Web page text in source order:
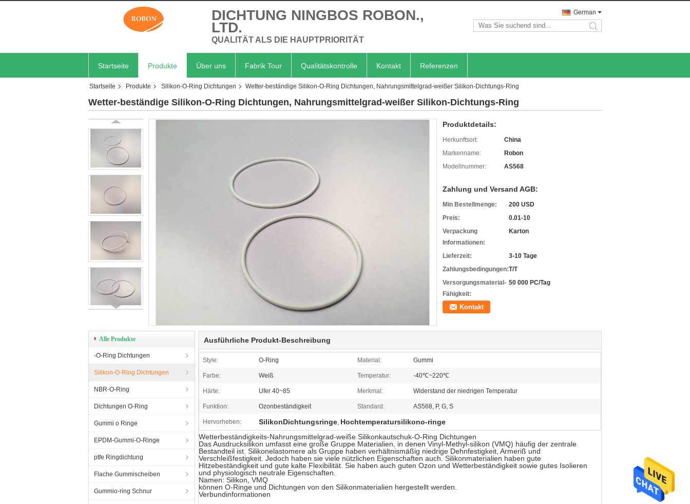
DICHTUNG NINGBOS ROBON.,
LTD.
QUALITÄT ALS DIE HAUPTPRIORITÄT
German
search
Startseite Produkte Über uns Fabrik Tour Qualitätskontrolle Kontakt Referenzen
Startseite Produkte Silikon-O-Ring Dichtungen Wetter-beständige Silikon-O-Ring Dichtungen, Nahrungsmittelgrad-weißer Silikon-Dichtungs-Ring
Wetter-beständige Silikon-O-Ring Dichtungen, Nahrungsmittelgrad-weißer Silikon-Dichtungs-Ring
Produktdetails:
Herkunftsort:
China
Markenname:
Robon
Modellnummer:
AS568
Zahlung und Versand AGB:
Min Bestellmenge:
200 USD
Preis:
0.01-10
Verpackung
Informationen:
Karton
Lieferzeit:
3-10 Tage
Zahlungsbedingungen:T/T
Versorgungsmaterial-
Fähigkeit:
50 000 PC/Tag
Kontakt
Alle Produkte
-O-Ring Dichtungen
Silikon-O-Ring Dichtungen
NBR-O-Ring
Dichtungen O-Ring
Gummi o Ringe
EPDM-Gummi-O-Ringe
ptfe Ringdichtung
Flache Gummischeiben
Gummio-ring Schnur
Ausführliche Produkt-Beschreibung
Style: O-Ring Material: Gummi
Farbe: Weiß Temperatur: -40℃~220℃
Härte: Ufer 40~85 Merkmal: Widerstand der niedrigen Temperatur
Funktion: Ozonbeständigkeit Standard: AS568, P, G, S
Hervorheben: SilikonDichtungsringe, Hochtemperatursilikono-ringe
Wetterbeständigkeits-Nahrungsmittelgrad-weiße Silikonkautschuk-O-Ring Dichtungen
Das Ausdrucksilikon umfasst eine große Gruppe Materialien, in denen Vinyl-Methyl-silikon (VMQ) häufig der zentrale
Bestandteil ist. Silikonelastomere als Gruppe haben verhältnismäßig niedrige Dehnfestigkeit, Armeriß und
Verschleißfestigkeit. Jedoch haben sie viele nützlichen Eigenschaften auch. Silikonmaterialien haben gute
Hitzebeständigkeit und gute kalte Flexibilität. Sie haben auch guten Ozon und Wetterbeständigkeit sowie gutes Isolieren
und physiologisch neutrale Eigenschaften.
Namen: Silikon, VMQ
können O-Ringe und Dichtungen von den Silikonmaterialien hergestellt werden.
Verbundinformationen